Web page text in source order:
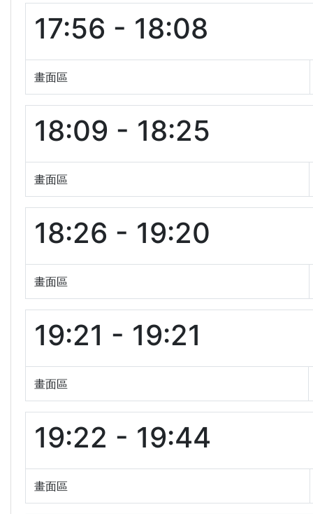
17:56 - 18:08
畫面區
18:09 - 18:25
畫面區
18:26 - 19:20
畫面區
19:21 - 19:21
畫面區
19:22 - 19:44
畫面區